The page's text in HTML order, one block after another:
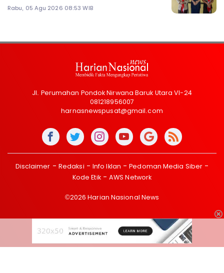
Rabu, 05 Agu 2026 08:53 WIB
Jl. Perumahan Pondok Nirwana Baruk Utara VI-24
081218956007
harnasnewspusat@gmail.com
Disclaimer Redaksi Info Iklan
Pedoman Media Siber
Kode Etik
AWS Network
©2026 Harian Nasional News